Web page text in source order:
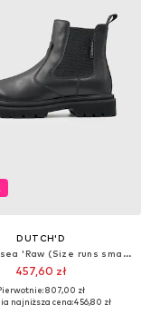
DUTCH'D
Botki Chelsea 'Raw (Size runs small, order one size up)'
457,60 zł
807,00 zł
najniższa cena:456,80 zł